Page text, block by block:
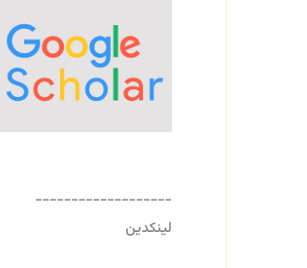
-------------------
لینکدین